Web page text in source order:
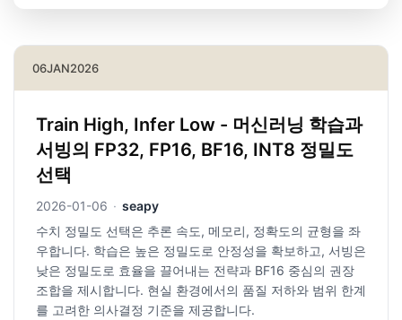
허브와 Fly.io을 사용해 직접 만든 이미지로 서버 애플리
케이션을 배포하는...
06JAN2026
Train High, Infer Low - 머신러닝 학습과
서빙의 FP32, FP16, BF16, INT8 정밀도
선택
2026-01-06 · seapy
수치 정밀도 선택은 추론 속도, 메모리, 정확도의 균형을 좌
우합니다. 학습은 높은 정밀도로 안정성을 확보하고, 서빙은
낮은 정밀도로 효율을 끌어내는 전략과 BF16 중심의 권장
조합을 제시합니다. 현실 환경에서의 품질 저하와 범위 한계
를 고려한 의사결정 기준을 제공합니다.